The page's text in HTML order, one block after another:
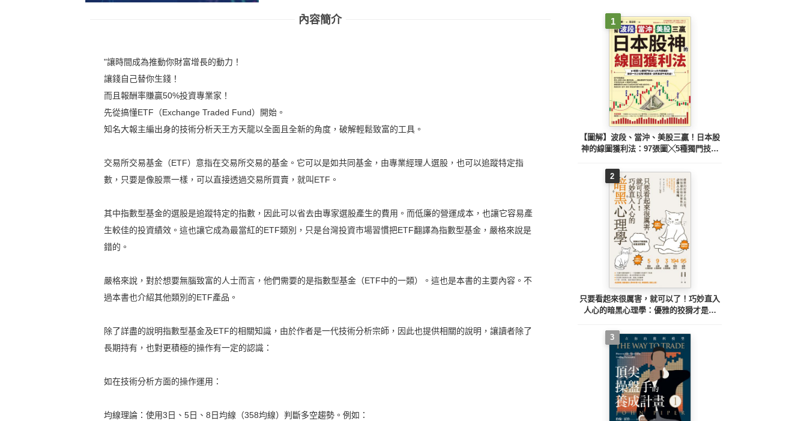
內容簡介
"讓時間成為推動你財富增長的動力！
讓錢自己替你生錢！
而且報酬率賺贏50%投資專業家！
先從搞懂ETF（Exchange Traded Fund）開始。
知名大報主編出身的技術分析天王方天龍以全面且全新的角度，破解輕鬆致富的工具。
交易所交易基金（ETF）意指在交易所交易的基金。它可以是如共同基金，由專業經理人選股，也可以追蹤特定指
數，只要是像股票一樣，可以直接透過交易所買賣，就叫ETF。
其中指數型基金的選股是追蹤特定的指數，因此可以省去由專家選股產生的費用。而低廉的營運成本，也讓它容易產
生較佳的投資績效。這也讓它成為最當紅的ETF類別，只是台灣投資市場習慣把ETF翻譯為指數型基金，嚴格來說是
錯的。
嚴格來說，對於想要無腦致富的人士而言，他們需要的是指數型基金（ETF中的一類）。這也是本書的主要內容。不
過本書也介紹其他類別的ETF產品。
除了詳盡的說明指數型基金及ETF的相關知識，由於作者是一代技術分析宗師，因此也提供相關的說明，讓讀者除了
長期持有，也對更積極的操作有一定的認識：
如在技術分析方面的操作運用：
均線理論：使用3日、5日、8日均線（358均線）判斷多空趨勢。例如：
1
【圖解】波段、當沖、美股三贏！日本股
神的線圖獲利法：97張圖╳5種獨門技法
率，高效累積千萬資產！
2
只要看起來很厲害，就可以了！巧妙直入
人心的暗黑心理學：優雅的狡猾才是王
【暢銷紀念版】
3